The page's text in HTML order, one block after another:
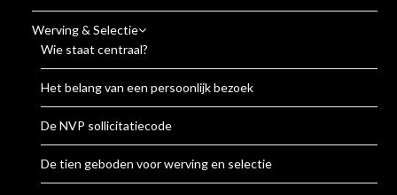
Werving & Selectie
Wie staat centraal?
Het belang van een persoonlijk bezoek
De NVP sollicitatiecode
De tien geboden voor werving en selectie